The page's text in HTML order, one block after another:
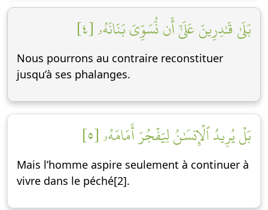
بَلَىٰ قَٰدِرِينَ عَلَىٰٓ أَن نُّسَوِّيَ بَنَانَهُۥ [٤]
Nous pourrons au contraire reconstituer
jusqu’à ses phalanges.
بَلۡ يُرِيدُ ٱلۡإِنسَٰنُ لِيَفۡجُرَ أَمَامَهُۥ [٥]
Mais l’homme aspire seulement à continuer à
vivre dans le péché[2].